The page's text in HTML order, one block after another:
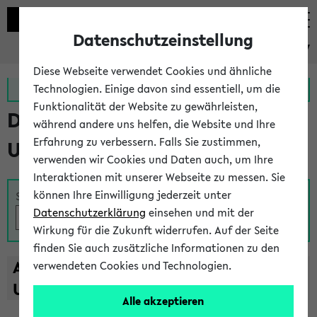
eKVV
Zur MeineUni App Zum MeineUni Portal
Das Lehrangebot der
Universität Bielefeld
Suche
A B C D E F G H I J K L M N O
U
V W X Y
Z
Datenschutzeinstellung
Diese Webseite verwendet Cookies und ähnliche
Technologien. Einige davon sind essentiell, um die
Funktionalität der Website zu gewährleisten,
während andere uns helfen, die Website und Ihre
Erfahrung zu verbessern. Falls Sie zustimmen,
verwenden wir Cookies und Daten auch, um Ihre
Interaktionen mit unserer Webseite zu messen. Sie
können Ihre Einwilligung jederzeit unter
Datenschutzerklärung einsehen und mit der
Wirkung für die Zukunft widerrufen. Auf der Seite
finden Sie auch zusätzliche Informationen zu den
verwendeten Cookies und Technologien.
Alle akzeptieren